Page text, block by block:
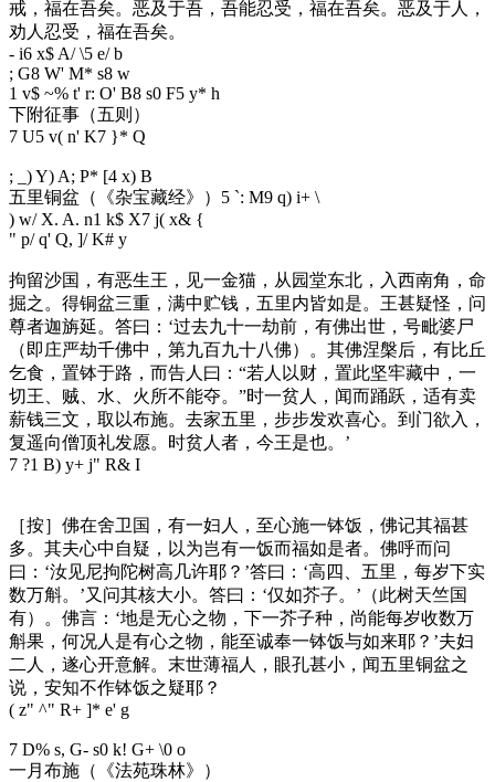
戒，福在吾矣。恶及于吾，吾能忍受，福在吾矣。恶及于人，
劝人忍受，福在吾矣。
- i6 x$ A/ \5 e/ b
; G8 W' M* s8 w
1 v$ ~% t' r: O' B8 s0 F5 y* h
下附征事（五则）
7 U5 v( n' K7 }* Q
; _) Y) A; P* [4 x) B
五里铜盆（《杂宝藏经》） 5 `: M9 q) i+ \
) w/ X. A. n1 k$ X7 j( x& {
" p/ q' Q, ]/ K# y
拘留沙国，有恶生王，见一金猫，从园堂东北，入西南角，命
掘之。得铜盆三重，满中贮钱，五里内皆如是。王甚疑怪，问
尊者迦旃延。答曰：‘过去九十一劫前，有佛出世，号毗婆尸
（即庄严劫千佛中，第九百九十八佛）。其佛涅槃后，有比丘
乞食，置钵于路，而告人曰：“若人以财，置此坚牢藏中，一
切王、贼、水、火所不能夺。”时一贫人，闻而踊跃，适有卖
薪钱三文，取以布施。去家五里，步步发欢喜心。到门欲入，
复遥向僧顶礼发愿。时贫人者，今王是也。’
7 ?1 B) y+ j" R& I
［按］佛在舍卫国，有一妇人，至心施一钵饭，佛记其福甚
多。其夫心中自疑，以为岂有一饭而福如是者。佛呼而问
曰：‘汝见尼拘陀树高几许耶？’答曰：‘高四、五里，每岁下实
数万斛。’又问其核大小。答曰：‘仅如芥子。’（此树天竺国
有）。佛言：‘地是无心之物，下一芥子种，尚能每岁收数万
斛果，何况人是有心之物，能至诚奉一钵饭与如来耶？’夫妇
二人，遂心开意解。末世薄福人，眼孔甚小，闻五里铜盆之
说，安知不作钵饭之疑耶？
( z" ^" R+ ]* e' g
7 D% s, G- s0 k! G+ \0 o
一月布施（《法苑珠林》）